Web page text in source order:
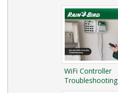
WiFi Controller
Troubleshooting